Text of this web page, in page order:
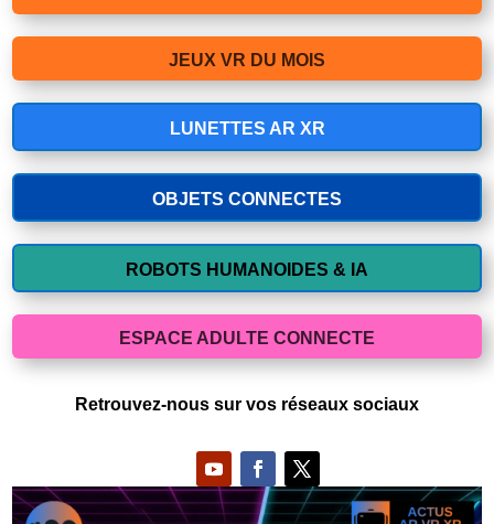
JEUX VR DU MOIS
LUNETTES AR XR
OBJETS CONNECTES
ROBOTS HUMANOIDES & IA
ESPACE ADULTE CONNECTE
Retrouvez-nous sur vos réseaux sociaux